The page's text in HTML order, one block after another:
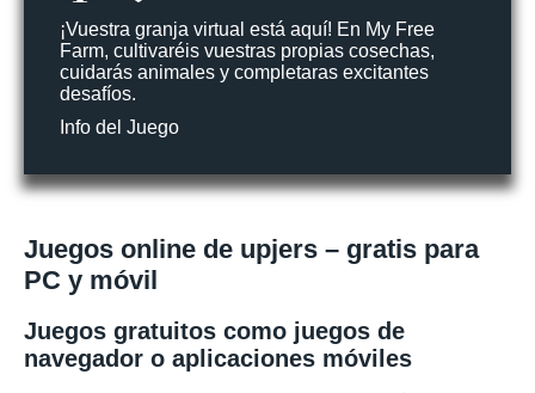
¡Vuestra granja virtual está aquí! En My Free
Farm, cultivaréis vuestras propias cosechas,
cuidarás animales y completaras excitantes
desafíos.
Info del Juego
Juegos online de upjers – gratis para
PC y móvil
Juegos gratuitos como juegos de
navegador o aplicaciones móviles